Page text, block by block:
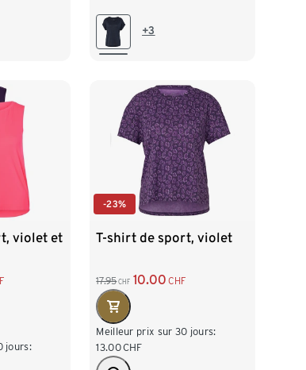
M 40/42+3
violet et
jours:
-23%
T-shirt de sport, violet
17.95 CHF 10.00 CHF
Meilleur prix sur 30 jours:
13.00CHF